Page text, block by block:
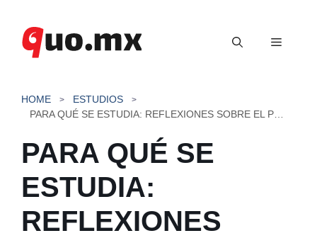
contenido
Menú
HOME
ESTUDIOS
PARA QUÉ SE
ESTUDIA:
REFLEXIONES